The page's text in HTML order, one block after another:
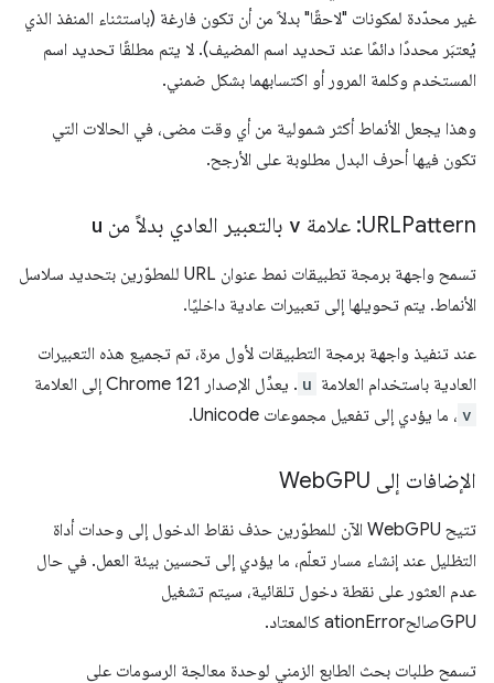
غير محدّدة لمكونات "لاحقًا" بدلاً من أن تكون فارغة (باستثناء المنفذ الذي
يُعتبَر محددًا دائمًا عند تحديد اسم المضيف). لا يتم مطلقًا تحديد اسم
المستخدم وكلمة المرور أو اكتسابهما بشكل ضمني.
وهذا يجعل الأنماط أكثر شمولية من أي وقت مضى، في الحالات التي
تكون فيها أحرف البدل مطلوبة على الأرجح.
URLPattern: علامة v بالتعبير العادي بدلاً من u
تسمح واجهة برمجة تطبيقات نمط عنوان URL للمطوّرين بتحديد سلاسل
الأنماط. يتم تحويلها إلى تعبيرات عادية داخليًا.
عند تنفيذ واجهة برمجة التطبيقات لأول مرة، تم تجميع هذه التعبيرات
العادية باستخدام العلامة u . يعدِّل الإصدار 121 Chrome إلى العلامة
v ، ما يؤدي إلى تفعيل مجموعات Unicode.
الإضافات إلى Web GPU
تتيح WebGPU الآن للمطوّرين حذف نقاط الدخول إلى وحدات أداة
التظليل عند إنشاء مسار تعلّم، ما يؤدي إلى تحسين بيئة العمل. في حال
عدم العثور على نقطة دخول تلقائية، سيتم تشغيل
GPUصالحationError كالمعتاد.
تسمح طلبات بحث الطابع الزمني لوحدة معالجة الرسومات على